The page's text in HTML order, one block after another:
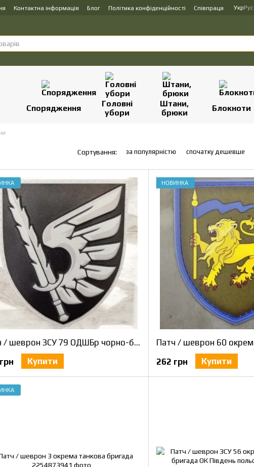
Контактна інформація Блог Політика конфіденційності Співпраця УкрРус
Спорядження
Головні
убори
Штани,
брюки
Блокноти
Сортування: за популярністю спочатку дешевше
Патч / шеврон ЗСУ 79 ОДШБр чорно-білий
Купити
НОВИНКА
262 грн
Купити